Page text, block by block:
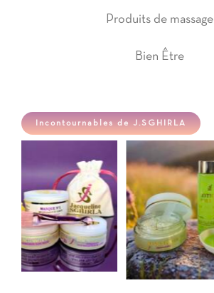
Produits de massage
Bien Être
Incontournables de J.SGHIRLA
Soin pollen Masque
& Lotion
CE
PRODUIT
A
PLUSIEURS